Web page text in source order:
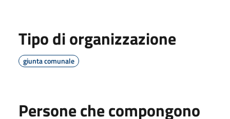
Tipo di organizzazione
giunta comunale
Persone che compongono